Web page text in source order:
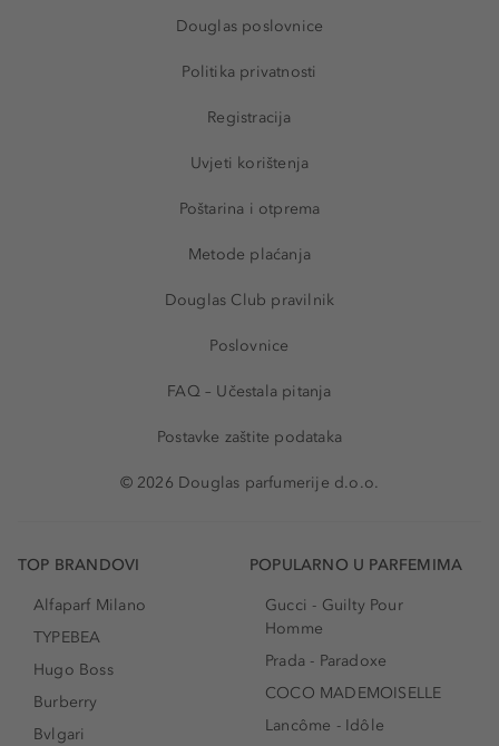
Douglas poslovnice
Politika privatnosti
Registracija
Uvjeti korištenja
Poštarina i otprema
Metode plaćanja
Douglas Club pravilnik
Poslovnice
FAQ – Učestala pitanja
Postavke zaštite podataka
© 2026 Douglas parfumerije d.o.o.
TOP BRANDOVI
Alfaparf Milano
TYPEBEA
Hugo Boss
Burberry
Bvlgari
POPULARNO U PARFEMIMA
Gucci - Guilty Pour
Homme
Prada - Paradoxe
COCO MADEMOISELLE
Lancôme - Idôle